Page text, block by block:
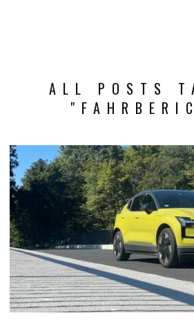
ALL POSTS